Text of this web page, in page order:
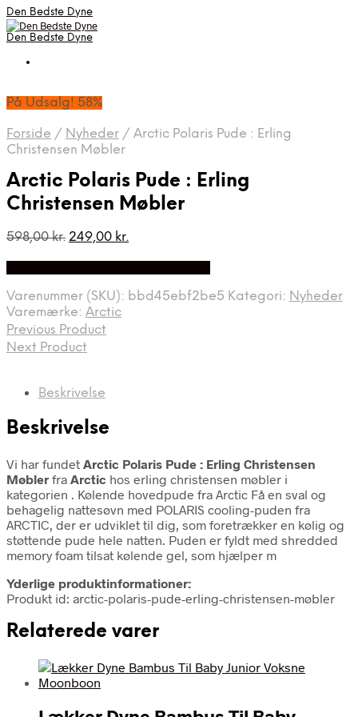
Den Bedste Dyne
Den Bedste Dyne
På Udsalg! 58%
Forside / Nyheder / Arctic Polaris Pude : Erling
Christensen Møbler
Arctic Polaris Pude : Erling
Christensen Møbler
598,00kr. Den
598,00 kr..
249,00 kr.Den
249,00 kr..
Varenummer (SKU): bbd45ebf2be5 Kategori: Nyheder
Varemærke: Arctic
Previous Product
Next Product
Beskrivelse
Beskrivelse
Vi har fundet Arctic Polaris Pude : Erling Christensen
Møbler fra Arctic hos erling christensen møbler i
kategorien . Kølende hovedpude fra Arctic Få en sval og
behagelig nattesøvn med POLARIS cooling-puden fra
ARCTIC, der er udviklet til dig, som foretrækker en kølig og
støttende pude hele natten. Puden er fyldt med shredded
memory foam tilsat kølende gel, som hjælper m
Yderlige produktinformationer:
Produkt id: arctic-polaris-pude-erling-christensen-møbler
Relaterede varer